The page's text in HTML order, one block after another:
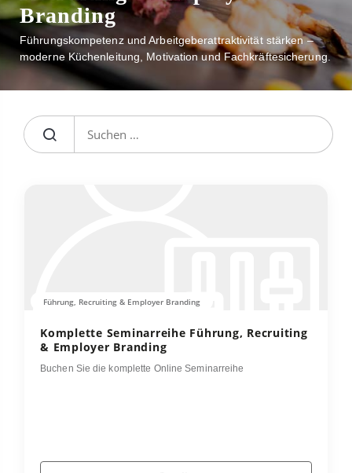
Branding
Führungskompetenz und Arbeitgeberattraktivität stärken –
moderne Küchenleitung, Motivation und Fachkräftesicherung.
nach:
Führung, Recruiting & Employer Branding
Komplette Seminarreihe Führung, Recruiting
& Employer Branding
Buchen Sie die komplette Online Seminarreihe